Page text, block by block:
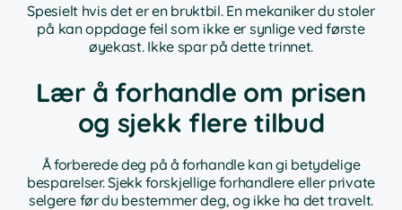
Spesielt hvis det er en bruktbil. En mekaniker du stoler
på kan oppdage feil som ikke er synlige ved første
øyekast. Ikke spar på dette trinnet.
Lær å forhandle om prisen
og sjekk flere tilbud
Å forberede deg på å forhandle kan gi betydelige
besparelser. Sjekk forskjellige forhandlere eller private
selgere før du bestemmer deg, og ikke ha det travelt.